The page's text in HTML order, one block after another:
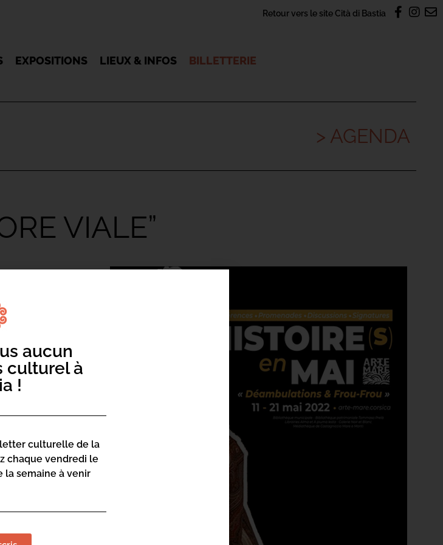
Retour vers le site Cità di Bastia
EXPOSITIONS LIEUX & INFOS BILLETTERIE
> AGENDA
VIALE”
aux Bastiais.
La
de justice, au
le final sur la
« archetti
aucun
culturel à
!
culturelle de la
chaque vendredi le
la semaine à venir